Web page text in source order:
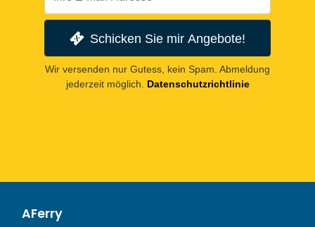
Schicken Sie mir Angebote!
Wir versenden nur Gutess, kein Spam. Abmeldung
jederzeit möglich.
Datenschutzrichtlinie
AFerry